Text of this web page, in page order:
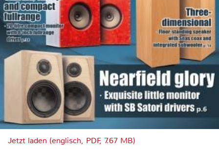
Jetzt laden (englisch, PDF, 7.67 MB)